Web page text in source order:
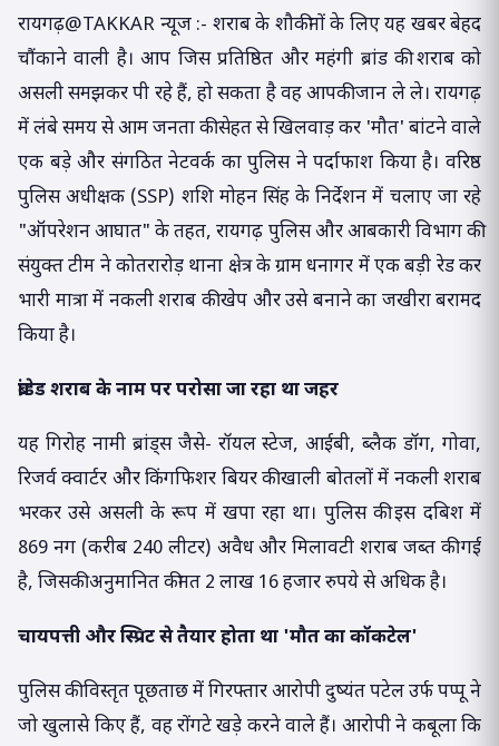
रायगढ़@TAKKAR न्यूज :- शराब के शौकीनों के लिए यह खबर बेहद
चौंकाने वाली है। आप जिस प्रतिष्ठित और महंगी ब्रांड की शराब को
असली समझकर पी रहे हैं, हो सकता है वह आपकी जान ले ले। रायगढ़
में लंबे समय से आम जनता की सेहत से खिलवाड़ कर 'मौत' बांटने वाले
एक बड़े और संगठित नेटवर्क का पुलिस ने पर्दाफाश किया है। वरिष्ठ
पुलिस अधीक्षक (SSP) शशि मोहन सिंह के निर्देशन में चलाए जा रहे
"ऑपरेशन आघात" के तहत, रायगढ़ पुलिस और आबकारी विभाग की
संयुक्त टीम ने कोतरारोड़ थाना क्षेत्र के ग्राम धनागर में एक बड़ी रेड कर
भारी मात्रा में नकली शराब की खेप और उसे बनाने का जखीरा बरामद
किया है।
ब्रांडेड शराब के नाम पर परोसा जा रहा था जहर
यह गिरोह नामी ब्रांड्स जैसे- रॉयल स्टेज, आईबी, ब्लैक डॉग, गोवा,
रिजर्व क्वार्टर और किंगफिशर बियर की खाली बोतलों में नकली शराब
भरकर उसे असली के रूप में खपा रहा था। पुलिस की इस दबिश में
869 नग (करीब 240 लीटर) अवैध और मिलावटी शराब जब्त की गई
है, जिसकी अनुमानित कीमत 2 लाख 16 हजार रुपये से अधिक है।
चायपत्ती और स्प्रिट से तैयार होता था 'मौत का कॉकटेल'
पुलिस की विस्तृत पूछताछ में गिरफ्तार आरोपी दुष्यंत पटेल उर्फ पप्पू ने
जो खुलासे किए हैं, वह रोंगटे खड़े करने वाले हैं। आरोपी ने कबूला कि